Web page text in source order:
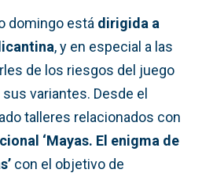
domingo está dirigida a
, y en especial a las
de los riesgos del juego
variantes. Desde el
talleres relacionados con
‘Mayas. El enigma de
con el objetivo de